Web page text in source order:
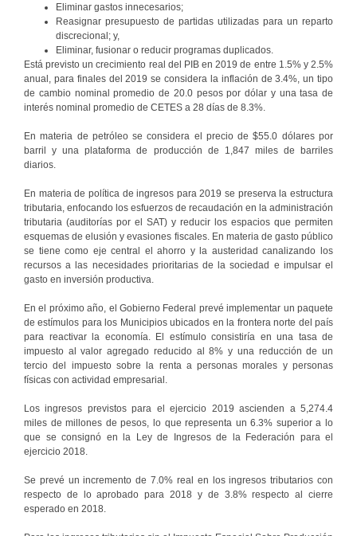
Eliminar gastos innecesarios;
Reasignar presupuesto de partidas utilizadas para un reparto
discrecional; y,
Eliminar, fusionar o reducir programas duplicados.
Está previsto un crecimiento real del PIB en 2019 de entre 1.5% y 2.5%
anual, para finales del 2019 se considera la inflación de 3.4%, un tipo
de cambio nominal promedio de 20.0 pesos por dólar y una tasa de
interés nominal promedio de CETES a 28 días de 8.3%.
En materia de petróleo se considera el precio de $55.0 dólares por
barril y una plataforma de producción de 1,847 miles de barriles
diarios.
En materia de política de ingresos para 2019 se preserva la estructura
tributaria, enfocando los esfuerzos de recaudación en la administración
tributaria (auditorías por el SAT) y reducir los espacios que permiten
esquemas de elusión y evasiones fiscales. En materia de gasto público
se tiene como eje central el ahorro y la austeridad canalizando los
recursos a las necesidades prioritarias de la sociedad e impulsar el
gasto en inversión productiva.
En el próximo año, el Gobierno Federal prevé implementar un paquete
de estímulos para los Municipios ubicados en la frontera norte del país
para reactivar la economía. El estímulo consistiría en una tasa de
impuesto al valor agregado reducido al 8% y una reducción de un
tercio del impuesto sobre la renta a personas morales y personas
físicas con actividad empresarial.
Los ingresos previstos para el ejercicio 2019 ascienden a 5,274.4
miles de millones de pesos, lo que representa un 6.3% superior a lo
que se consignó en la Ley de Ingresos de la Federación para el
ejercicio 2018.
Se prevé un incremento de 7.0% real en los ingresos tributarios con
respecto de lo aprobado para 2018 y de 3.8% respecto al cierre
esperado en 2018.